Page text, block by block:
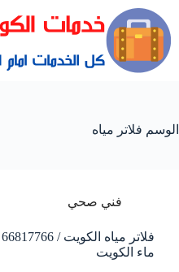
الوسم فلاتر مياه
فني صحي
ماء الكويت